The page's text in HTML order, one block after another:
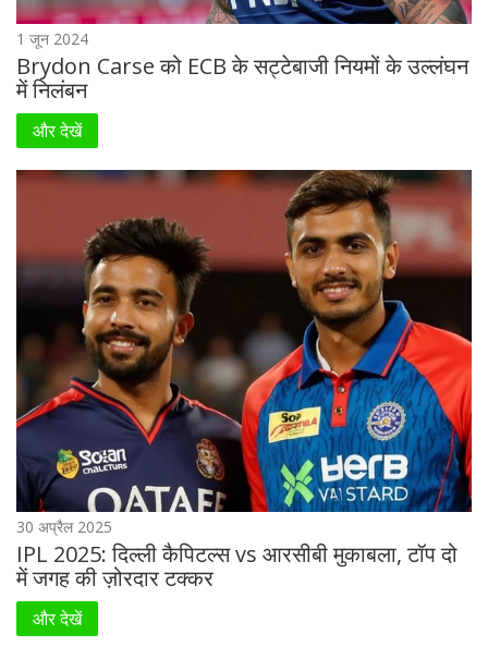
1 जून 2024
Brydon Carse को ECB के सट्टेबाजी नियमों के उल्लंघन
में निलंबन
और देखें
30 अप्रैल 2025
IPL 2025: दिल्ली कैपिटल्स vs आरसीबी मुकाबला, टॉप दो
में जगह की ज़ोरदार टक्कर
और देखें